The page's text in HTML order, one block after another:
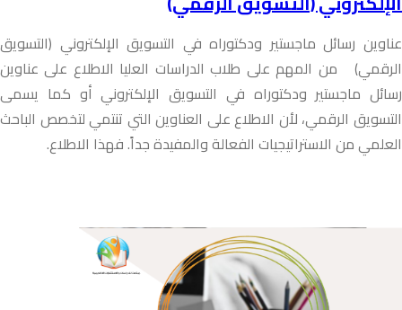
عناوين رسائل ماجستير ودكتوراه في التسويق الإلكتروني (التسويق
الرقمي) من المهم على طلاب الدراسات العليا الاطلاع على عناوين
رسائل ماجستير ودكتوراه في التسويق الإلكتروني أو كما يسمى
التسويق الرقمي، لأن الاطلاع على العناوين التي تنتمي لتخصص الباحث
العلمي من الاستراتيجيات الفعالة والمفيدة جداً. فهذا الاطلاع.